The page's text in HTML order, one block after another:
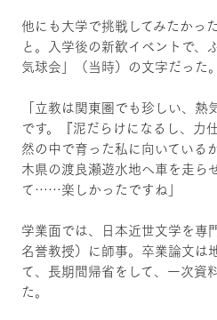
他にも大学で挑戦してみたかっ
と。入学後の新歓イベントで、
気球会」（当時）の文字だった。
「立教は関東圏でも珍しい、
です。『泥だらけになるし、力
然の中で育った私に向いている
木県の渡良瀬遊水地へ車を走ら
て……楽しかったですね」
学業面では、日本近世文学を専
名誉教授）に師事。卒業論文は
て、長期間帰省をして、一次資
た。